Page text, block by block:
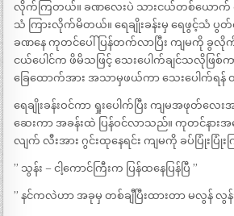
လိုက်ကြတယ်။ ခဏလေးပဲ သားငယ်တစ်ယောက်
သံ ကြားလိုက်မိတယ်။ ရေချိုးခန်းမှ ရေဖွင့်သံ ပွတ်
ခဏနေ ကုတင်ပေါ် ပြန်တက်လာပြီး ကျမကို ခွလိုက်
ငယ်ပေါင်က ဖိမိသဖြင့် သေးပေါက်ချင်သလိုဖြ
ခြေထောက်အား အသာမှဖယ်ကာ သေးပေါက်
ရေချိုးခန်းဝင်ကာ ရှုးပေါက်ပြီး ကျမအဖုတ်လေး
ဆေးကာ အခန်းထဲ ပြန်ဝင်လာသည်။ ကုတင်နာ
လျက် လီးအား ဂွင်းထုနေရင်း ကျမကို ခပ်ပြုံးပြုံ
” သွန်း – ငါ့ကောင်ကြီးက ပြန်ထနေပြန်ပြီ ”
” နင်ကလဲဟာ အခုမှ တစ်ချီပြီးထားတာ မလွန် လွန်